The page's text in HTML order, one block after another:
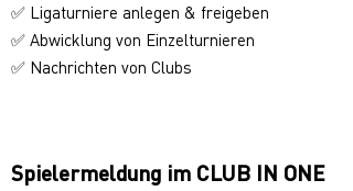
✅ Ligaturniere anlegen & freigeben
✅ Abwicklung von Einzelturnieren
✅ Nachrichten von Clubs
Spielermeldung im CLUB IN ONE